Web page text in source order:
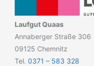
Laufgut Quaas
Annaberger Straße 306
09125 Chemnitz
Tel. 0371 – 583 328